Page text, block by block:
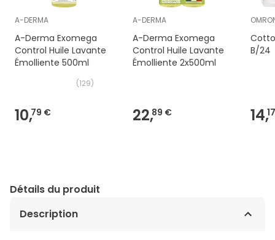
A-DERMA
A-Derma Exomega
Control Huile Lavante
Émolliente 500ml
(129)
10,79 €
A-DERMA
A-Derma Exomega
Control Huile Lavante
Émolliente 2x500ml
22,89 €
Cottony
B/24
14,
Détails du produit
Description